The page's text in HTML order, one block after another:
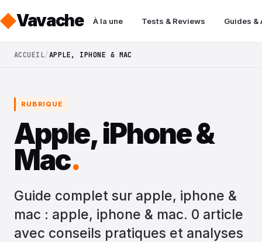
Vavache À la une Tests & Reviews Guides &
ACCUEIL APPLE, IPHONE & MAC
RUBRIQUE
Apple, iPhone &
Mac.
Guide complet sur apple, iphone &
mac : apple, iphone & mac. 0 article
avec conseils pratiques et analyses